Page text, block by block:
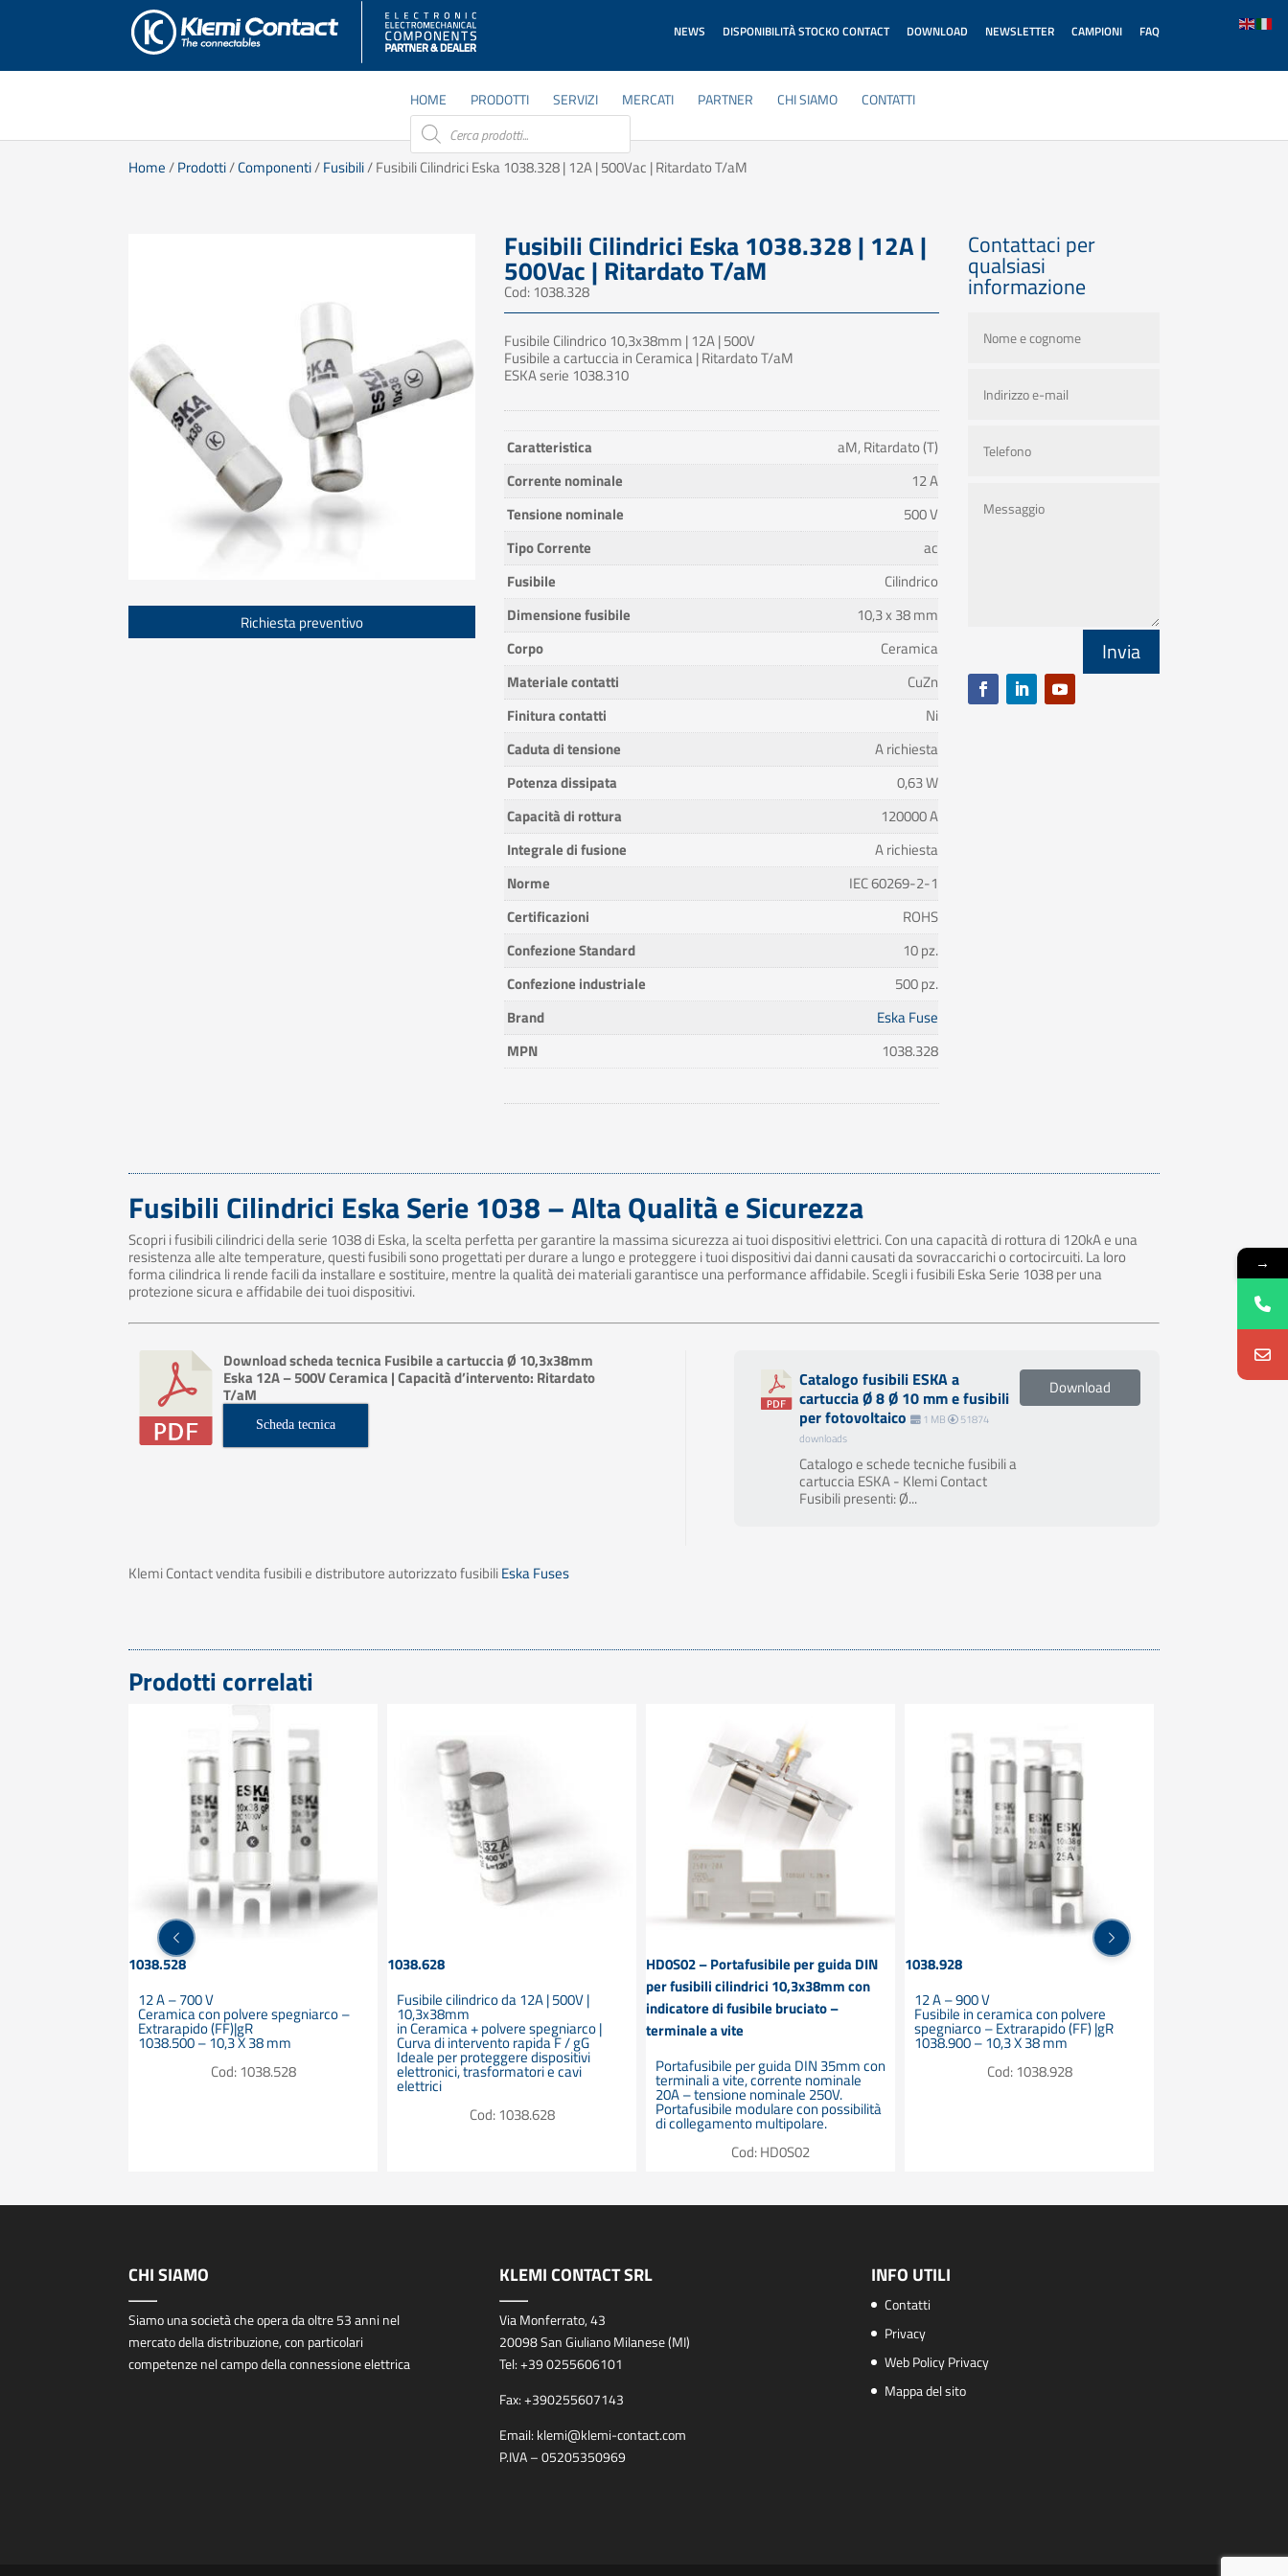
NEWS DISPONIBILITÀ STOCKO CONTACT DOWNLOAD NEWSLETTER CAMPIONI FAQ
HOME PRODOTTI SERVIZI MERCATI PARTNER CHI SIAMO
CONTATTI
Products
search
Home/Prodotti/Componenti/Fusibili/ Fusibili Cilindrici Eska 1038.328 | 12A | 500Vac | Ritardato T/aM
Richiesta preventivo
Fusibili Cilindrici Eska 1038.328 | 12A |
500Vac | Ritardato T/aM
Cod: 1038.328
Fusibile Cilindrico 10,3x38mm | 12A | 500V
Fusibile a cartuccia in Ceramica | Ritardato T/aM
ESKA serie 1038.310
Caratteristica
aM, Ritardato (T)
Corrente nominale
12 A
Tensione nominale
500 V
Tipo Corrente
ac
Fusibile
Cilindrico
Dimensione fusibile
10,3 x 38 mm
Corpo
Ceramica
Materiale contatti
CuZn
Finitura contatti
Ni
Caduta di tensione
A richiesta
Potenza dissipata
0,63 W
Capacità di rottura
120000 A
Integrale di fusione
A richiesta
Norme
IEC 60269-2-1
Certificazioni
ROHS
Confezione Standard
10 pz.
Confezione industriale
500 pz.
Brand
Eska Fuse
MPN
1038.328
Contattaci per
qualsiasi
informazione
Invia
Fusibili Cilindrici Eska Serie 1038 – Alta Qualità e Sicurezza
Scopri i fusibili cilindrici della serie 1038 di Eska, la scelta perfetta per garantire la massima sicurezza ai tuoi dispositivi elettrici. Con una capacità di rottura di 120kA e una
resistenza alle alte temperature, questi fusibili sono progettati per durare a lungo e proteggere i tuoi dispositivi dai danni causati da sovraccarichi o cortocircuiti. La loro
forma cilindrica li rende facili da installare e sostituire, mentre la qualità dei materiali garantisce una performance affidabile. Scegli i fusibili Eska Serie 1038 per una
protezione sicura e affidabile dei tuoi dispositivi.
Download scheda tecnica Fusibile a cartuccia Ø 10,3x38mm
Eska 12A – 500V Ceramica | Capacità d’intervento: Ritardato
T/aM
Scheda tecnica
Catalogo fusibili ESKA a
cartuccia Ø 8 Ø 10 mm e fusibili
per fotovoltaico
1 MB
51874
downloads
Catalogo e schede tecniche fusibili a
cartuccia ESKA - Klemi Contact
Fusibili presenti: Ø...
Download
Klemi Contact vendita fusibili e distributore autorizzato fusibiliEska Fuses
Prodotti correlati
1038.528
12 A – 700 V
Ceramica con polvere spegniarco –
Extrarapido (FF)|gR
1038.500 – 10,3 X 38 mm
Cod: 1038.528
1038.628
Fusibile cilindrico da 12A | 500V |
10,3x38mm
in Ceramica + polvere spegniarco |
Curva di intervento rapida F / gG
Ideale per proteggere dispositivi
elettronici, trasformatori e cavi
elettrici
Cod: 1038.628
HD0S02 – Portafusibile per guida DIN
per fusibili cilindrici 10,3x38mm con
indicatore di fusibile bruciato –
terminale a vite
Portafusibile per guida DIN 35mm con
terminali a vite, corrente nominale
20A – tensione nominale 250V.
Portafusibile modulare con possibilità
di collegamento multipolare.
Cod: HD0S02
1038.928
12 A – 900 V
Fusibile in ceramica con polvere
spegniarco – Extrarapido (FF) |gR
1038.900 – 10,3 X 38 mm
Cod: 1038.928
CHI SIAMO
Siamo una società che opera da oltre 53 anni nel
mercato della distribuzione, con particolari
competenze nel campo della connessione elettrica
KLEMI CONTACT SRL
Via Monferrato, 43
20098 San Giuliano Milanese (MI)
Tel:+39 0255606101
Fax:+390255607143
Email: klemi@klemi-contact.com
P.IVA – 05205350969
INFO UTILI
Contatti
Privacy
Web Policy Privacy
Mappa del sito
→